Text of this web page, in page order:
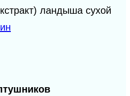
ландыша сухой